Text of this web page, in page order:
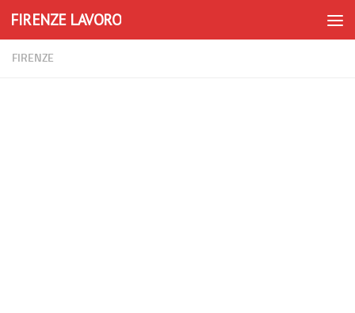
Skip to content
FIRENZE LAVORO
FIRENZE